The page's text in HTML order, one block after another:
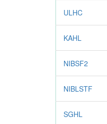
ULHC
KAHL
NIBSF2
NIBLSTF
SGHL